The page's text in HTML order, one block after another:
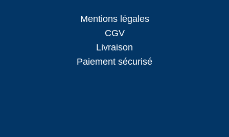
Mentions légales
CGV
Livraison
Paiement sécurisé